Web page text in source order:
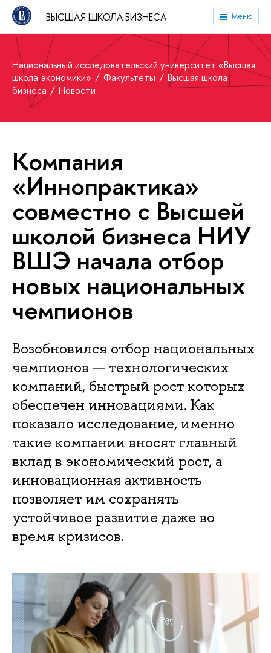
ВЫСШАЯ ШКОЛА БИЗНЕСА Меню
Национальный исследовательский университет «Высшая
школа экономики»
Факультеты
Высшая школа
бизнеса
Новости
Компания
«Иннопрактика»
совместно с Высшей
школой бизнеса НИУ
ВШЭ начала отбор
новых национальных
чемпионов
Возобновился отбор национальных
чемпионов — технологических
компаний, быстрый рост которых
обеспечен инновациями. Как
показало исследование, именно
такие компании вносят главный
вклад в экономический рост, а
инновационная активность
позволяет им сохранять
устойчивое развитие даже во
время кризисов.